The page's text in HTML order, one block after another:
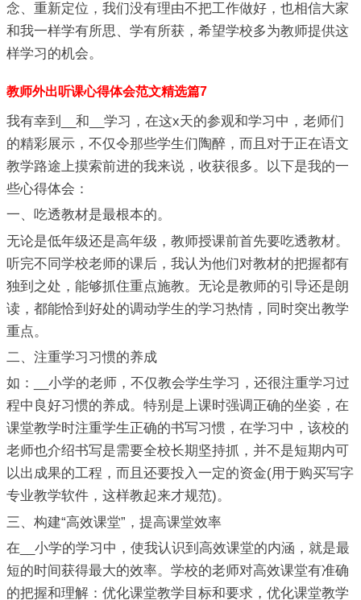
念、重新定位，我们没有理由不把工作做好，也相信大家
和我一样学有所思、学有所获，希望学校多为教师提供这
样学习的机会。
教师外出听课心得体会范文精选篇7
我有幸到__和__学习，在这x天的参观和学习中，老师们
的精彩展示，不仅令那些学生们陶醉，而且对于正在语文
教学路途上摸索前进的我来说，收获很多。以下是我的一
些心得体会：
一、吃透教材是最根本的。
无论是低年级还是高年级，教师授课前首先要吃透教材。
听完不同学校老师的课后，我认为他们对教材的把握都有
独到之处，能够抓住重点施教。无论是教师的引导还是朗
读，都能恰到好处的调动学生的学习热情，同时突出教学
重点。
二、注重学习习惯的养成
如：__小学的老师，不仅教会学生学习，还很注重学习过
程中良好习惯的养成。特别是上课时强调正确的坐姿，在
课堂教学时注重学生正确的书写习惯，在学习中，该校的
老师也介绍书写是需要全校长期坚持抓，并不是短期内可
以出成果的工程，而且还要投入一定的资金(用于购买写字
专业教学软件，这样教起来才规范)。
三、构建“高效课堂”，提高课堂效率
在__小学的学习中，使我认识到高效课堂的内涵，就是最
短的时间获得最大的效率。学校的老师对高效课堂有准确
的把握和理解：优化课堂教学目标和要求，优化课堂教学